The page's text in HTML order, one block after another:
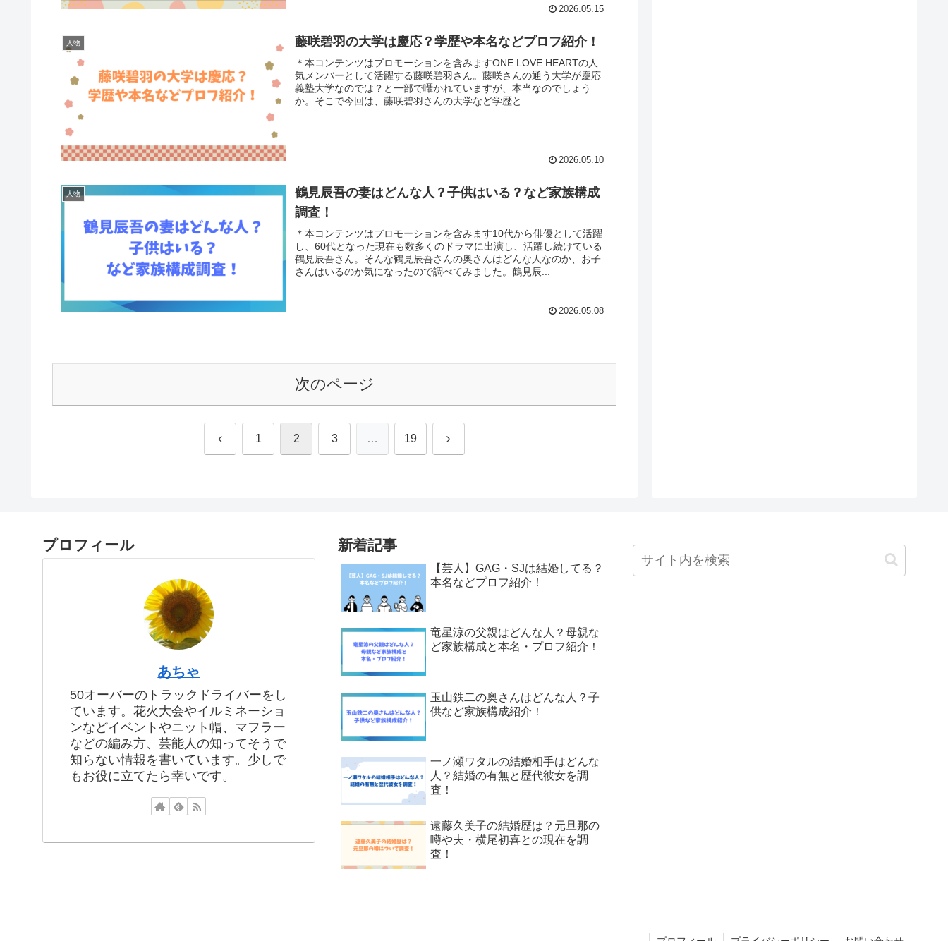
2026.05.15
人物 藤咲碧羽の大学は慶応？学歴や本名などプロフ紹介！
＊本コンテンツはプロモーションを含みますONE LOVE HEARTの人
気メンバーとして活躍する藤咲碧羽さん。藤咲さんの通う大学が慶応
義塾大学なのでは？と一部で囁かれていますが、本当なのでしょう
か。そこで今回は、藤咲碧羽さんの大学など学歴と...
2026.05.10
人物
鶴見辰吾の妻はどんな人？子供はいる？など家族構成
調査！
＊本コンテンツはプロモーションを含みます10代から俳優として活躍
し、60代となった現在も数多くのドラマに出演し、活躍し続けている
鶴見辰吾さん。そんな鶴見辰吾さんの奥さんはどんな人なのか、お子
さんはいるのか気になったので調べてみました。鶴見辰...
2026.05.08
次のページ
前 1 2 3 … 19 次
プロフィール
あちゃ
50オーバーのトラックドライバーをし
ています。花火大会やイルミネーショ
ンなどイベントやニット帽、マフラー
などの編み方、芸能人の知ってそうで
知らない情報を書いています。少しで
もお役に立てたら幸いです。
新着記事
【芸人】GAG・SJは結婚してる？
本名などプロフ紹介！
竜星涼の父親はどんな人？母親な
ど家族構成と本名・プロフ紹介！
玉山鉄二の奥さんはどんな人？子
供など家族構成紹介！
一ノ瀬ワタルの結婚相手はどんな
人？結婚の有無と歴代彼女を調
査！
遠藤久美子の結婚歴は？元旦那の
噂や夫・横尾初喜との現在を調
査！